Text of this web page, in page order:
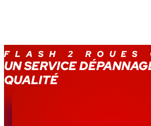
FLASH 2 ROUES
UN SERVICE
QUALITÉ